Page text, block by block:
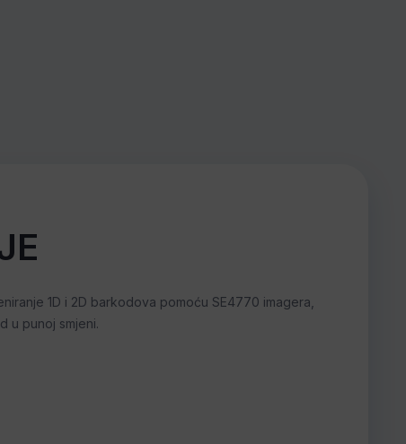
1D i 2D barkodova pomoću SE4770 imagera,
u punoj smjeni.